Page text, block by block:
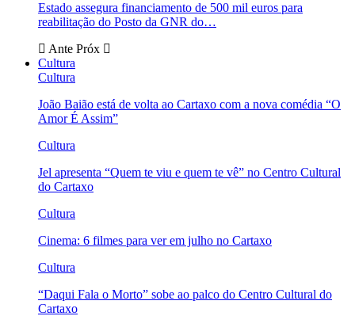
Estado assegura financiamento de 500 mil euros para
reabilitação do Posto da GNR do…
Ante Próx
Cultura
Cultura
João Baião está de volta ao Cartaxo com a nova comédia “O
Amor É Assim”
Cultura
Jel apresenta “Quem te viu e quem te vê” no Centro Cultural
do Cartaxo
Cultura
Cinema: 6 filmes para ver em julho no Cartaxo
Cultura
“Daqui Fala o Morto” sobe ao palco do Centro Cultural do
Cartaxo